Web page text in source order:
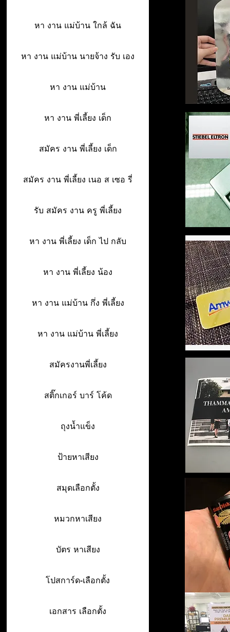
หา งาน แม่บ้าน ใกล้ ฉัน
หา งาน แม่บ้าน นายจ้าง รับ เอง
หา งาน แม่บ้าน
หา งาน พี่เลี้ยง เด็ก
สมัคร งาน พี่เลี้ยง เด็ก
สมัคร งาน พี่เลี้ยง เนอ ส เซอ รี่
รับ สมัคร งาน ครู พี่เลี้ยง
หา งาน พี่เลี้ยง เด็ก ไป กลับ
หา งาน พี่เลี้ยง น้อง
หา งาน แม่บ้าน กึ่ง พี่เลี้ยง
หา งาน แม่บ้าน พี่เลี้ยง
สมัครงานพี่เลี้ยง
สติ๊กเกอร์ บาร์ โค้ด
ถุงน้ำแข็ง
ป้ายหาเสียง
สมุดเลือกตั้ง
หมวกหาเสียง
บัตร หาเสียง
โปสการ์ด-เลือกตั้ง
เอกสาร เลือกตั้ง